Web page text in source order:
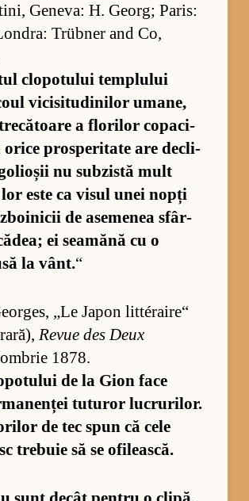
Ge­ne­va: H. Ge­org; Pa­ris:
Trüb­ner and Co,
clo­po­tu­lui tem­plu­lui
vi­ci­si­tu­di­ni­lor uma­ne,
a flo­ri­lor co­pa­ci­
pros­pe­ri­tate are de­cli­
nu sub­zistă mult
este ca vi­sul unei nopți
de ase­me­nea sfâr­
ei sea­mănă cu o
la vânt.“
„Le Ja­pon lit­térai­re“
Re­vue des Deux
1878.
de la Gion face
tu­tu­ror lu­cru­ri­lor.
de tec spun că cele
tre­buie să se ofi­leas­că.